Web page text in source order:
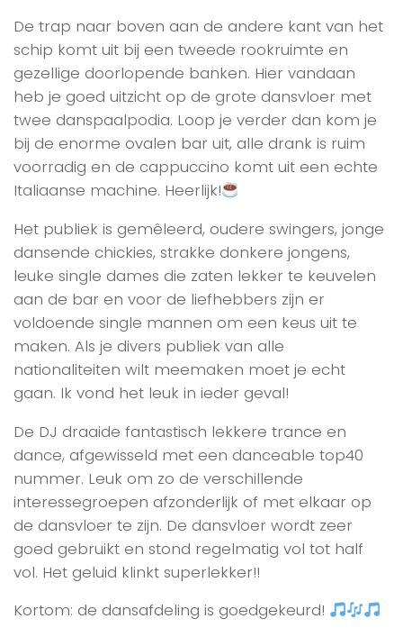
De trap naar boven aan de andere kant van het
schip komt uit bij een tweede rookruimte en
gezellige doorlopende banken. Hier vandaan
heb je goed uitzicht op de grote dansvloer met
twee danspaalpodia. Loop je verder dan kom je
bij de enorme ovalen bar uit, alle drank is ruim
voorradig en de cappuccino komt uit een echte
Italiaanse machine. Heerlijk!
Het publiek is gemêleerd, oudere swingers, jonge
dansende chickies, strakke donkere jongens,
leuke single dames die zaten lekker te keuvelen
aan de bar en voor de liefhebbers zijn er
voldoende single mannen om een keus uit te
maken. Als je divers publiek van alle
nationaliteiten wilt meemaken moet je echt
gaan. Ik vond het leuk in ieder geval!
De DJ draaide fantastisch lekkere trance en
dance, afgewisseld met een danceable top40
nummer. Leuk om zo de verschillende
interessegroepen afzonderlijk of met elkaar op
de dansvloer te zijn. De dansvloer wordt zeer
goed gebruikt en stond regelmatig vol tot half
vol. Het geluid klinkt superlekker!!
Kortom: de dansafdeling is goedgekeurd!